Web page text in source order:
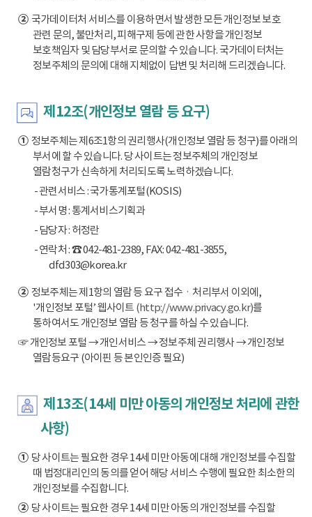
②국가데이터처 서비스를 이용하면서 발생한 모든 개인정보 보호
관련 문의, 불만처리, 피해구제 등에 관한 사항을 개인정보
보호책임자 및 담당부서로 문의할 수 있습니다. 국가데이터처는
정보주체의 문의에 대해 지체없이 답변 및 처리해 드리겠습니다.
제12조(개인정보 열람 등 요구)
①정보주체는 제6조1항의 권리행사(개인정보 열람 등 청구)를 아래의
부서에 할 수 있습니다. 당 사이트는 정보주체의 개인정보
열람청구가 신속하게 처리되도록 노력하겠습니다.
- 관련서비스 : 국가통계포털(KOSIS)
- 부서명 : 통계서비스기획과
- 담당자 : 허정란
- 연락처 : ☎ 042-481-2389, FAX: 042-481-3855,
dfd303@korea.kr
②정보주체는 제1항의 열람 등 요구 접수ㆍ처리부서 이외에,
'개인정보 포털’ 웹사이트 (http://www.privacy.go.kr)를
통하여서도 개인정보 열람 등 청구를 하실 수 있습니다.
☞ 개인정보 포털 → 개인서비스 → 정보주체 권리행사 → 개인정보
열람등요구 (아이핀 등 본인인증 필요)
제13조(14세 미만 아동의 개인정보 처리에 관한
사항)
①당 사이트는 필요한 경우 14세 미만 아동에 대해 개인정보를 수집할
때 법정대리인의 동의를 얻어 해당 서비스 수행에 필요한 최소한의
개인정보를 수집합니다.
②당 사이트는 필요한 경우 14세 미만 아동의 개인정보를 수집할